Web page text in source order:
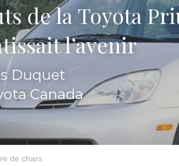
de la Toyota
l’avenir
Duquet
Canada
de chars